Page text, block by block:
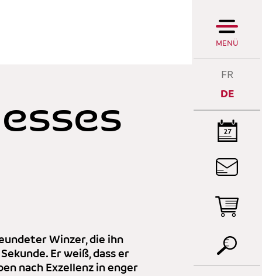
MENÜ
FR
DE
Winzer, die ihn
Er weiß, dass er
nach Exzellenz in enger